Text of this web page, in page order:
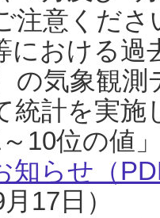
注意くだ
における過
の気象観
統計を実
10位の値
知らせ（
17日）